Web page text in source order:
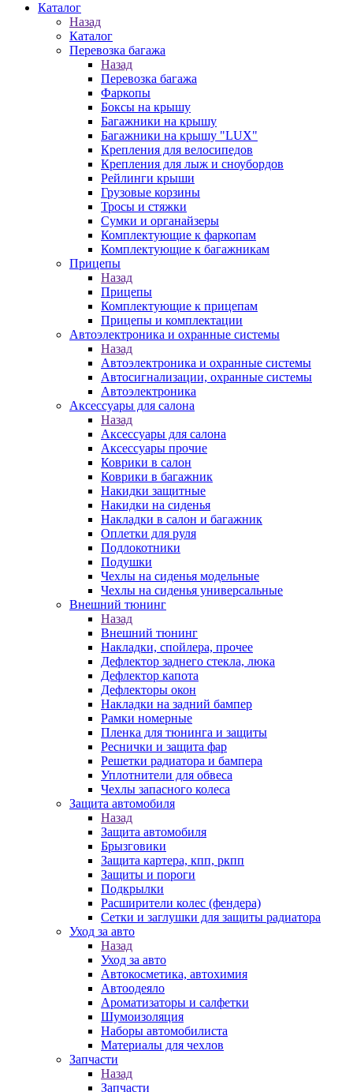
Каталог
Назад
Каталог
Перевозка багажа
Назад
Перевозка багажа
Фаркопы
Боксы на крышу
Багажники на крышу
Багажники на крышу "LUX"
Крепления для велосипедов
Крепления для лыж и сноубордов
Рейлинги крыши
Грузовые корзины
Тросы и стяжки
Сумки и органайзеры
Комплектующие к фаркопам
Комплектующие к багажникам
Прицепы
Назад
Прицепы
Комплектующие к прицепам
Прицепы и комплектации
Автоэлектроника и охранные системы
Назад
Автоэлектроника и охранные системы
Автосигнализации, охранные системы
Автоэлектроника
Аксессуары для салона
Назад
Аксессуары для салона
Аксессуары прочие
Коврики в салон
Коврики в багажник
Накидки защитные
Накидки на сиденья
Накладки в салон и багажник
Оплетки для руля
Подлокотники
Подушки
Чехлы на сиденья модельные
Чехлы на сиденья универсальные
Внешний тюнинг
Назад
Внешний тюнинг
Накладки, спойлера, прочее
Дефлектор заднего стекла, люка
Дефлектор капота
Дефлекторы окон
Накладки на задний бампер
Рамки номерные
Пленка для тюнинга и защиты
Реснички и защита фар
Решетки радиатора и бампера
Уплотнители для обвеса
Чехлы запасного колеса
Защита автомобиля
Назад
Защита автомобиля
Брызговики
Защита картера, кпп, ркпп
Защиты и пороги
Подкрылки
Расширители колес (фендера)
Сетки и заглушки для защиты радиатора
Уход за авто
Назад
Уход за авто
Автокосметика, автохимия
Автоодеяло
Ароматизаторы и салфетки
Шумоизоляция
Наборы автомобилиста
Материалы для чехлов
Запчасти
Назад
Запчасти